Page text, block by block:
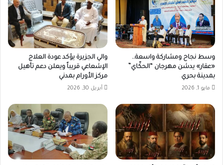
وسط نجاح ومشاركة واسعة..
«عقار» يدشن مهرجان “الحكّاي”
بمدينة بحري
مايو 1, 2026
والي الجزيرة يؤكد عودة العلاج
الإشعاعي قريباً ويعلن دعم تأهيل
مركز الأورام بمدني
أبريل 30, 2026